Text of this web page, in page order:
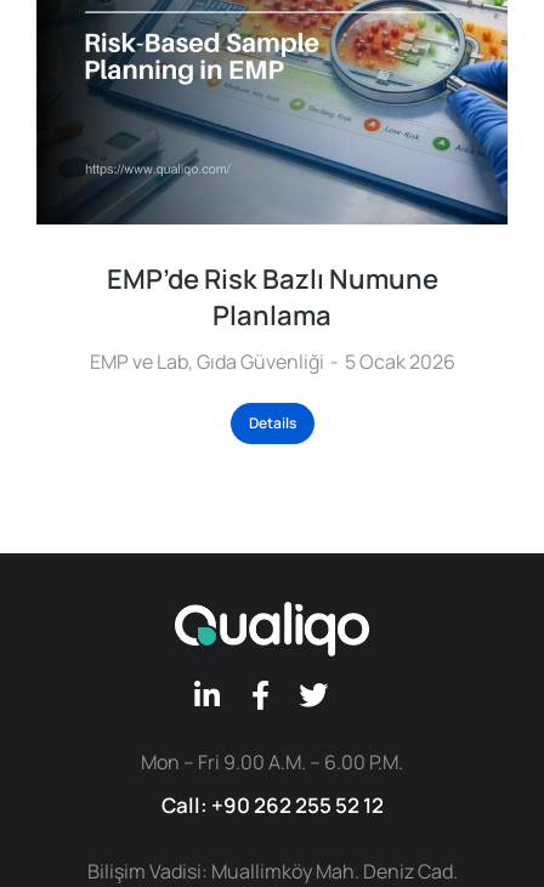
EMP’de Risk Bazlı Numune
Planlama
EMP ve Lab,Gıda Güvenliği 5 Ocak 2026
Details
Mon – Fri 9.00 A.M. – 6.00 P.M.
Call: +90 262 255 52 12
Bilişim Vadisi: Muallimköy Mah. Deniz Cad.